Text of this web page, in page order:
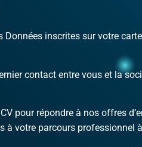
inscrites sur votre
contact entre vous et la
pour répondre à nos offres
votre parcours professionnel